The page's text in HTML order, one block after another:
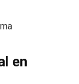
en